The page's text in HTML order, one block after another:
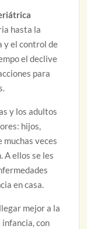
hasta la
y el control de
el declive
para
y los adultos
hijos,
veces
A ellos se les
en casa.
mejor a la
infancia, con